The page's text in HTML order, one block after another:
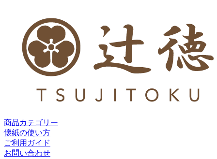
商品カテゴリー
懐紙の使い方
ご利用ガイド
お問い合わせ